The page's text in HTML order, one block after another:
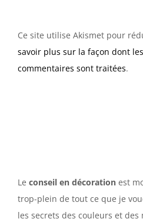
Ce site utilise Akismet pour
savoir plus sur la façon dont
commentaires sont traitées.
Le conseil en décoration est
trop-plein de tout ce que je
les secrets des couleurs et